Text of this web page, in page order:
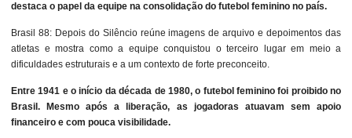
destaca o papel da equipe na consolidação do futebol feminino no país.
Brasil 88: Depois do Silêncio reúne imagens de arquivo e depoimentos das
atletas e mostra como a equipe conquistou o terceiro lugar em meio a
dificuldades estruturais e a um contexto de forte preconceito.
Entre 1941 e o início da década de 1980, o futebol feminino foi proibido no
Brasil. Mesmo após a liberação, as jogadoras atuavam sem apoio
financeiro e com pouca visibilidade.